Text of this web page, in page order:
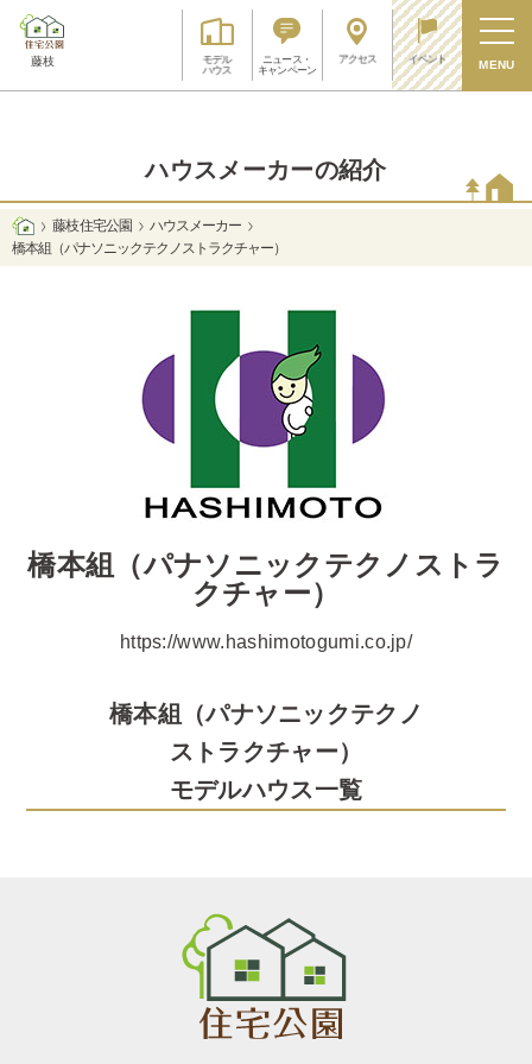
藤枝
モデル
ハウス
ニュース・
キャンペーン
アクセス イベント MENU
ハウスメーカーの紹介
藤枝 住宅公園
ハウスメーカー
橋本組（パナソニックテクノストラクチャー）
橋本組（パナソニックテクノストラ
クチャー）
https://www.hashimotogumi.co.jp/
橋本組（パナソニックテクノ
ストラクチャー）
モデルハウス一覧